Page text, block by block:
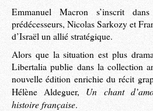
Emmanuel Macron s’inscrit
prédécesseurs, Nicolas Sarkozy et
d’Israël un allié stratégique.
Alors que la situation est plus
Libertalia publie dans la collection
nouvelle édition enrichie du récit
Hélène Aldeguer, Un chant
histoire française.